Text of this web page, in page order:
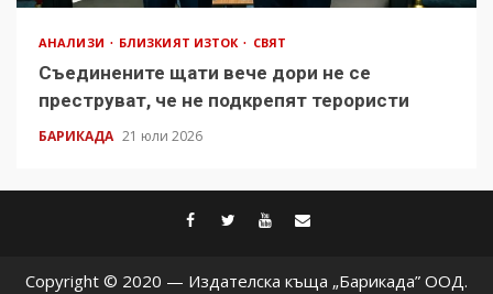
АНАЛИЗИ БЛИЗКИЯТ ИЗТОК СВЯТ
Съединените щати вече дори не се
преструват, че не подкрепят терористи
БАРИКАДА 21 юли 2026
facebook
twitter
youtube
Copyright © 2020 — Издателска къща „Барикада” ООД.